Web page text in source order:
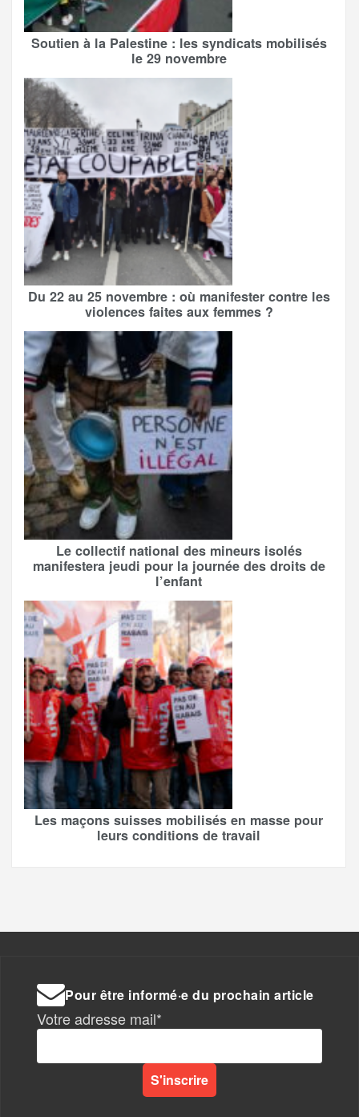
Soutien à la Palestine : les syndicats mobilisés
le 29 novembre
Du 22 au 25 novembre : où manifester contre les
violences faites aux femmes ?
Le collectif national des mineurs isolés
manifestera jeudi pour la journée des droits de
l’enfant
Les maçons suisses mobilisés en masse pour
leurs conditions de travail
Pour être informé·e du prochain article
Votre adresse mail*